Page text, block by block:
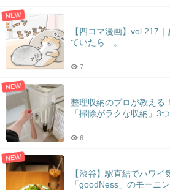
NEW
【四コマ漫画】vol.217
ていたら…。
7
NEW
整理収納のプロが教える
「掃除がラクな収納」3つ
6
NEW
【渋谷】駅直結でハワイ
「goodNess」のモーニ